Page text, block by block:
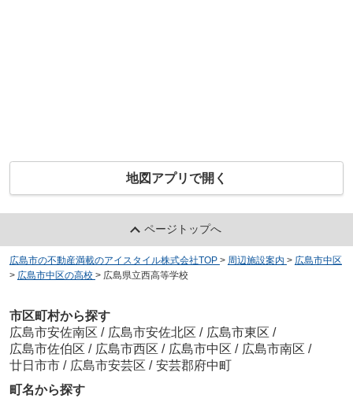
地図アプリで開く
ページトップへ
広島市の不動産満載のアイスタイル株式会社TOP > 周辺施設案内 > 広島市中区
> 広島市中区の高校 > 広島県立西高等学校
市区町村から探す
広島市安佐南区 / 広島市安佐北区 / 広島市東区 /
広島市佐伯区 / 広島市西区 / 広島市中区 / 広島市南区 /
廿日市市 / 広島市安芸区 / 安芸郡府中町
町名から探す